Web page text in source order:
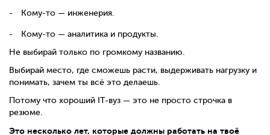
Кому-то — инженерия.
Кому-то — аналитика и продукты.
Не выбирай только по громкому названию.
Выбирай место, где сможешь расти, выдерживать нагрузку и
понимать, зачем ты всё это делаешь.
Потому что хороший IT-вуз — это не просто строчка в
резюме.
Это несколько лет, которые должны работать на твоё